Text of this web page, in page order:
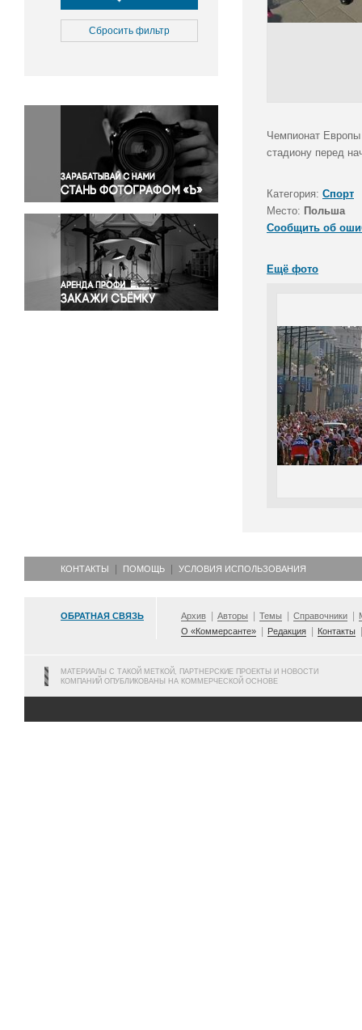
Культура
Медицина
Окружающая среда
Политика
Правосудие
Происшествия и конфликты
Религия
Светская жизнь
Спорт
Экология
Экономика и бизнес
Сбросить фильтр
Чемпионат
стадиону перед
Категория: Спорт
Место: Польша
Сообщить об
Ещё фото
КОНТАКТЫ ПОМОЩЬ УСЛОВИЯ ИСПОЛЬЗОВАНИЯ
ОБРАТНАЯ СВЯЗЬ Архив Авторы Темы Справочники
О «Коммерсанте»
Редакция Контакты
МАТЕРИАЛЫ С ТАКОЙ МЕТКОЙ, ПАРТНЕРСКИЕ ПРОЕКТЫ И НОВОСТИ
КОМПАНИЙ ОПУБЛИКОВАНЫ НА КОММЕРЧЕСКОЙ ОСНОВЕ